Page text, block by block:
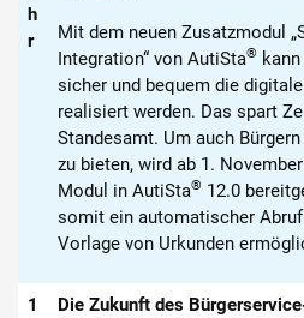
h
r
Mit dem neuen Zusatzmodul
Integration“ von AutiSta®
sicher und bequem die
realisiert werden. Das spart
Standesamt. Um auch
zu bieten, wird ab 1.
Modul in AutiSta® 12.0
somit ein automatischer Abruf
Vorlage von Urkunden
1
Die Zukunft des